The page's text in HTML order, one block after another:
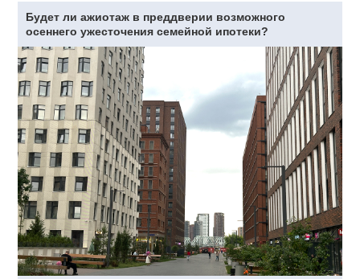
Будет ли ажиотаж в преддверии возможного
осеннего ужесточения семейной ипотеки?